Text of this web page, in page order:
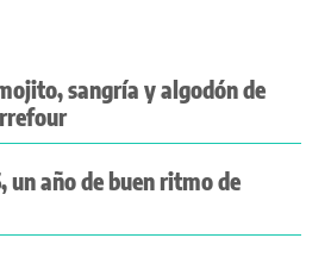
sangría y algodón de
un año de buen ritmo de